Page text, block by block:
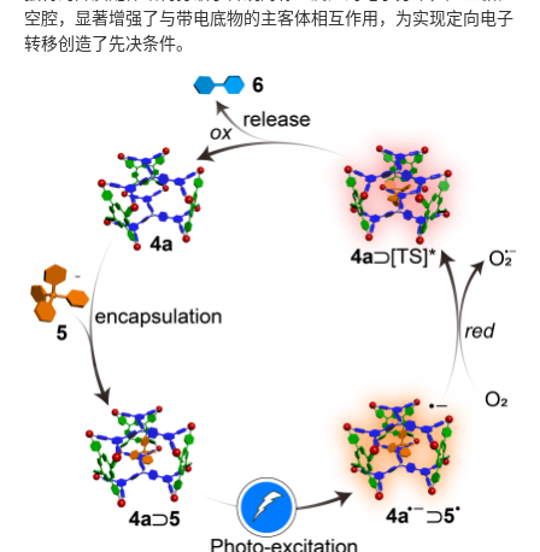
空腔，显著增强了与带电底物的主客体相互作用，为实现定向电子
转移创造了先决条件。